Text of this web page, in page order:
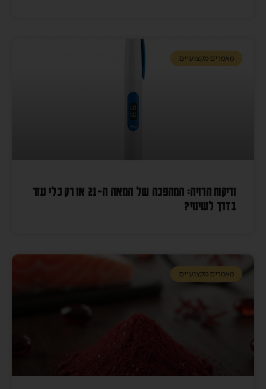
מאמרים מקצועיים
זריקות הרזיה: המהפכה של המאה ה-21 או רק כלי עזר
בדרך לשינוי?
מאמרים מקצועיים